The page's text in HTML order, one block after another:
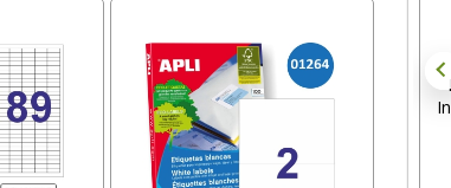
Staedtler Noris
- Nº 2 dureza HB
lápices
Plastificadora GBC
Inspire+ A4 80 Micras